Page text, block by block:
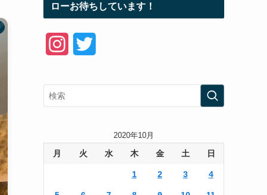
ローお待ちしています！
2020年10月
月 火 水 木 金 土 日
1 2 3 4